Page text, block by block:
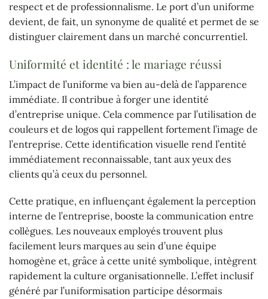
respect et de professionnalisme. Le port d’un uniforme
devient, de fait, un synonyme de qualité et permet de se
distinguer clairement dans un marché concurrentiel.
Uniformité et identité : le mariage réussi
L’impact de l’uniforme va bien au-delà de l’apparence
immédiate. Il contribue à forger une identité
d’entreprise unique. Cela commence par l’utilisation de
couleurs et de logos qui rappellent fortement l’image de
l’entreprise. Cette identification visuelle rend l’entité
immédiatement reconnaissable, tant aux yeux des
clients qu’à ceux du personnel.
Cette pratique, en influençant également la perception
interne de l’entreprise, booste la communication entre
collègues. Les nouveaux employés trouvent plus
facilement leurs marques au sein d’une équipe
homogène et, grâce à cette unité symbolique, intègrent
rapidement la culture organisationnelle. L’effet inclusif
généré par l’uniformisation participe désormais